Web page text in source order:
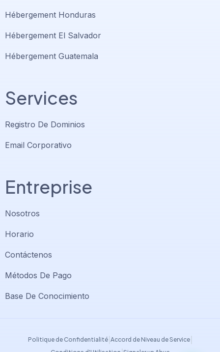
Hébergement Honduras
Hébergement El Salvador
Hébergement Guatemala
Services
Registro De Dominios
Email Corporativo
Entreprise
Nosotros
Horario
Contáctenos
Métodos De Pago
Base De Conocimiento
Politique de Confidentialité| Accord de Niveau de Service|